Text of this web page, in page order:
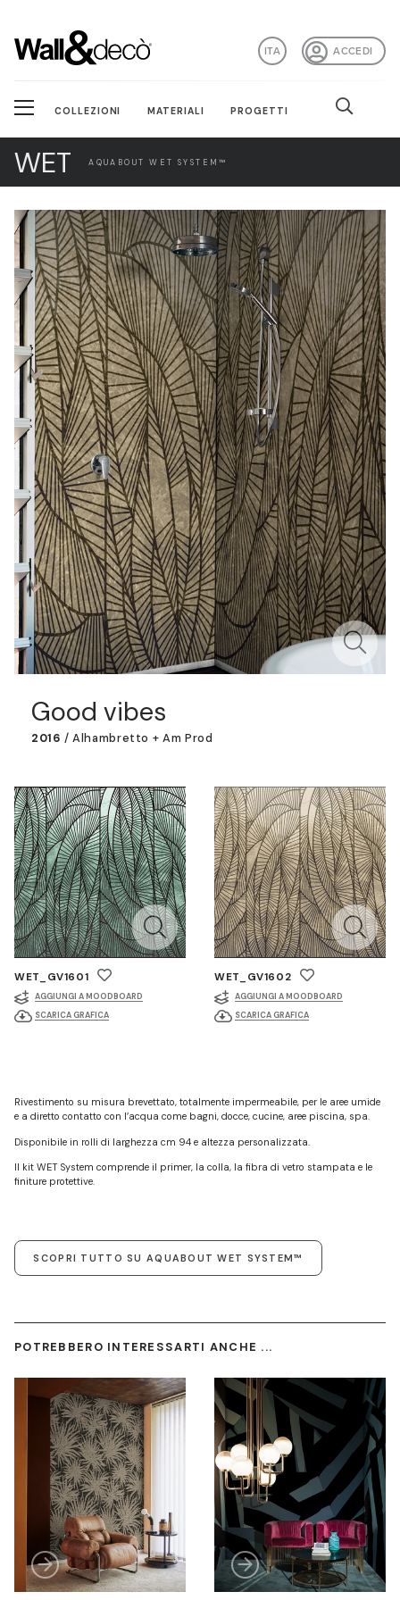
ACCEDI
ITA
COLLEZIONI MATERIALI PROGETTI
WET AQUABOUT WET SYSTEM™
Good vibes
2016 / Alhambretto + Am Prod
WET_GV1601
AGGIUNGI A MOODBOARD
SCARICA GRAFICA
WET_GV1602
AGGIUNGI A MOODBOARD
SCARICA GRAFICA
Rivestimento su misura brevettato, totalmente impermeabile, per le aree umide
e a diretto contatto con l’acqua come bagni, docce, cucine, aree piscina, spa.
Disponibile in rolli di larghezza cm 94 e altezza personalizzata.
Il kit WET System comprende il primer, la colla, la fibra di vetro stampata e le
finiture protettive.
SCOPRI TUTTO SU AQUABOUT WET SYSTEM™
POTREBBERO INTERESSARTI ANCHE ...